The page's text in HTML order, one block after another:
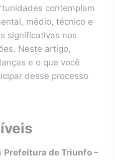
contemplam
médio, técnico e
significativas nos
Neste artigo,
e o que você
desse processo
Prefeitura de Triunfo –